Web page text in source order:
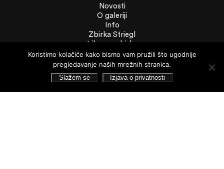
Novosti
O galeriji
Info
Zbirka Striegl
Likovna zbirka
Publikacije
Dokumenti
Koristimo kolačiće kako bismo vam pružili što ugodnije
pregledavanje naših mrežnih stranica.
Slažem se Izjava o privatnosti